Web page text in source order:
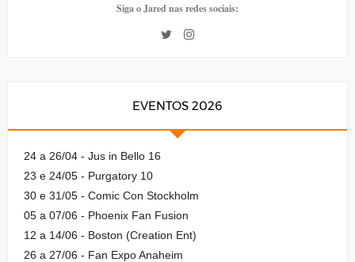
Siga o Jared nas redes sociais:
EVENTOS 2026
24 a 26/04 - Jus in Bello 16
23 e 24/05 - Purgatory 10
30 e 31/05 - Comic Con Stockholm
05 a 07/06 - Phoenix Fan Fusion
12 a 14/06 - Boston (Creation Ent)
26 a 27/06 - Fan Expo Anaheim